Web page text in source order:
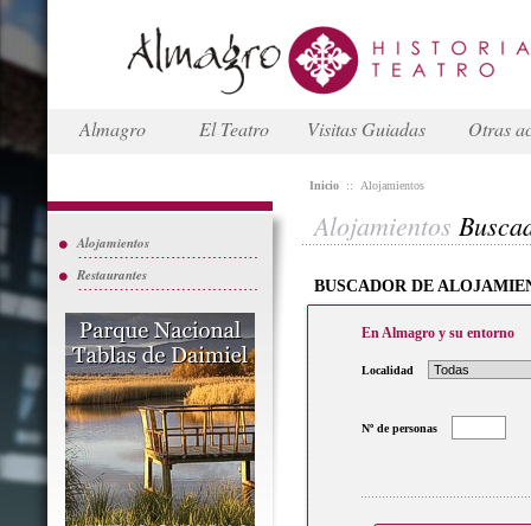
Almagro El Teatro Visitas Guiadas Otras
Alojamientos
Restaurantes
Inicio :: Alojamientos
Alojamientos
BUSCADOR DE
En Almagro y su entorno
Localidad
Nº de personas